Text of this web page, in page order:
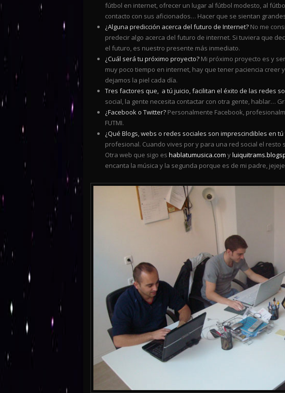
fútbol en internet, ofrecer un lugar al fútbol modesto, al
contacto con sus aficionados… Hacer que se sientan
¿Alguna predicción acerca del futuro de Internet? No me
predecir algo acerca del futuro de internet. Si tuviera que
el futuro, es nuestro presente más inmediato.
¿Cuál será tu próximo proyecto? Mi próximo proyecto es y
muy poco tiempo en internet, hay que tener paciencia creer
dejamos la piel cada día.
Tres factores que, a tú juicio, facilitan el éxito de las redes
social, la gente necesita contactar con otra gente, hablar…
¿Facebook o Twitter? Personalmente Facebook,
FUTMI.
¿Qué Blogs, webs o redes sociales son imprescindibles en tú
profesional. Cuando vives por y para una red social el resto
Otra web que sigo es hablatumusica.com y
encanta la música y la segunda porque es de mi padre,